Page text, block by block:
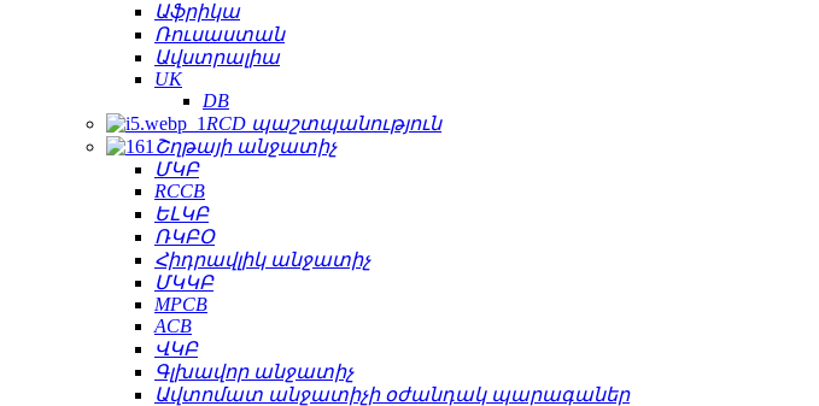
Աֆրիկա
Ռուսաստան
Ավստրալիա
UK
DB
RCD պաշտպանություն
Շղթայի անջատիչ
ՄԿԲ
RCCB
ԵԼԿԲ
ՌԿԲՕ
Հիդրավլիկ անջատիչ
ՄԿԿԲ
MPCB
ACB
ՎԿԲ
Գլխավոր անջատիչ
Ավտոմատ անջատիչի օժանդակ պարագաներ